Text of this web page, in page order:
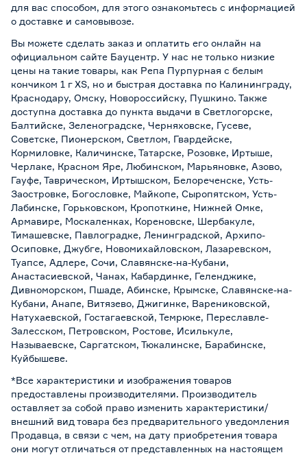
для вас способом, для этого ознакомьтесь с информацией
о доставке и самовывозе.
Вы можете сделать заказ и оплатить его онлайн на
официальном сайте Бауцентр. У нас не только низкие
цены на такие товары, как Репа Пурпурная с белым
кончиком 1 г XS, но и быстрая доставка по Калининграду,
Краснодару, Омску, Новороссийску, Пушкино. Также
доступна доставка до пункта выдачи в Светлогорске,
Балтийске, Зеленоградске, Черняховске, Гусеве,
Советске, Пионерском, Светлом, Гвардейске,
Кормиловке, Каличинске, Татарске, Розовке, Иртыше,
Черлаке, Красном Яре, Любинском, Марьяновке, Азово,
Гауфе, Таврическом, Иртышском, Белореченске, Усть-
Заостровке, Богословке, Майкопе, Сыропятском, Усть-
Лабинске, Горьковском, Кропоткине, Нижней Омке,
Армавире, Москаленках, Кореновске, Шербакуле,
Тимашевске, Павлоградке, Ленинградской, Архипо-
Осиповке, Джубге, Новомихайловском, Лазаревском,
Туапсе, Адлере, Сочи, Славянске-на-Кубани,
Анастасиевской, Чанах, Кабардинке, Геленджике,
Дивноморском, Пшаде, Абинске, Крымске, Славянске-на-
Кубани, Анапе, Витязево, Джигинке, Варениковской,
Натухаевской, Гостагаевской, Темрюке, Переславле-
Залесском, Петровском, Ростове, Исилькуле,
Называевске, Саргатском, Тюкалинске, Барабинске,
Куйбышеве.
*Все характеристики и изображения товаров
предоставлены производителями. Производитель
оставляет за собой право изменить характеристики/
внешний вид товара без предварительного уведомления
Продавца, в связи с чем, на дату приобретения товара
они могут отличаться от представленных на настоящем